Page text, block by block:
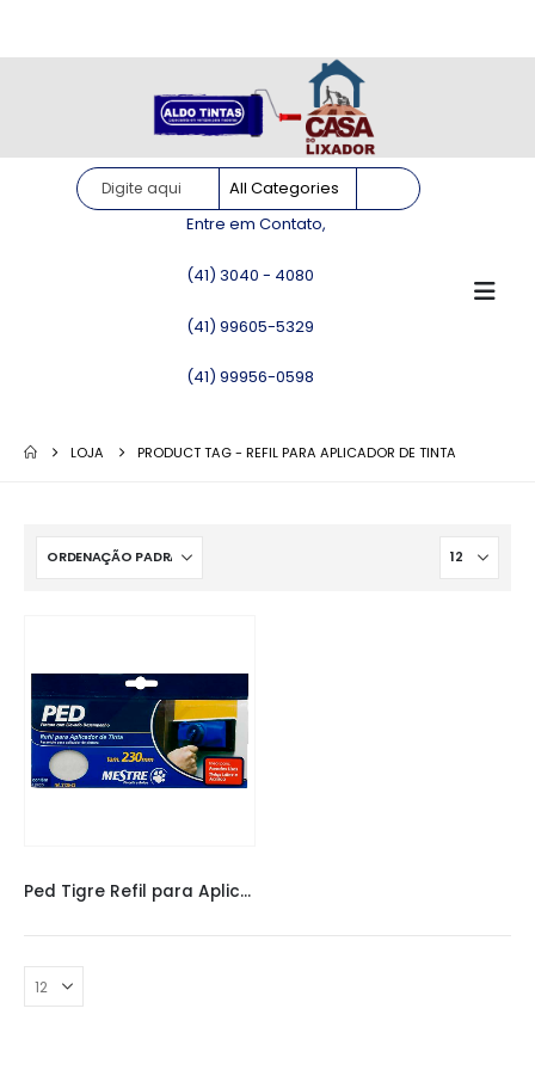
Entre em Contato,
(41) 3040 - 4080
(41) 99605-5329
(41) 99956-0598
LOJA PRODUCT TAG -REFIL PARA APLICADOR DE TINTA
Ped Tigre Refil para Aplicador de Tinta 2136 23cm